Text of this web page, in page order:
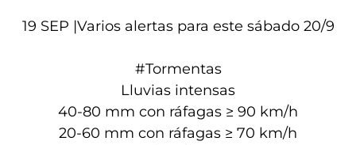
19 SEP |Varios alertas para este sábado 20/9
#Tormentas
Lluvias intensas
40-80 mm con ráfagas ≥ 90 km/h
20-60 mm con ráfagas ≥ 70 km/h